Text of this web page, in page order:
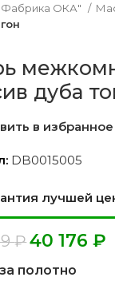
ОКА"
дуба
в избранное
DB0015005
лучшей
₽40 176₽
полотно